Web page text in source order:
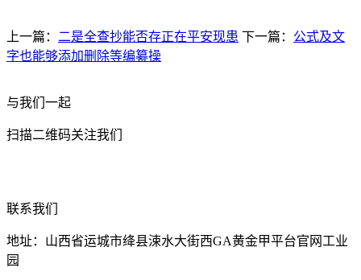
上一篇： 二是全查抄能否存正在平安现患 下一篇： 公式及文
字也能够添加删除等编纂操
与我们一起
扫描二维码关注我们
联系我们
地址：山西省运城市绛县涑水大街西GA黄金甲平台官网工业
园